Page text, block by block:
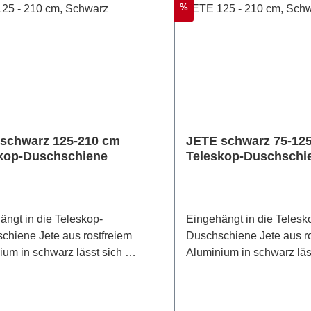
enthalten.
Geeignet ist die clevere
125-210 cm
Duschschiene
in die Teleskop-
Jete aus rostfreiem
in schwarz lässt sich der
Rabatt
%
JETE schwarz 75-
Teleskop-
Eingehängt in die
Duschschiene Jete aus
Aluminium in schwarz